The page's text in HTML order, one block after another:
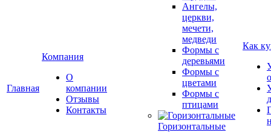
Главная
Компания
О
компании
Отзывы
Контакты
Ангелы,
церкви,
мечети,
медведи
Формы с
деревьями
Формы с
цветами
Формы с
птицами
Горизонтальные
Как